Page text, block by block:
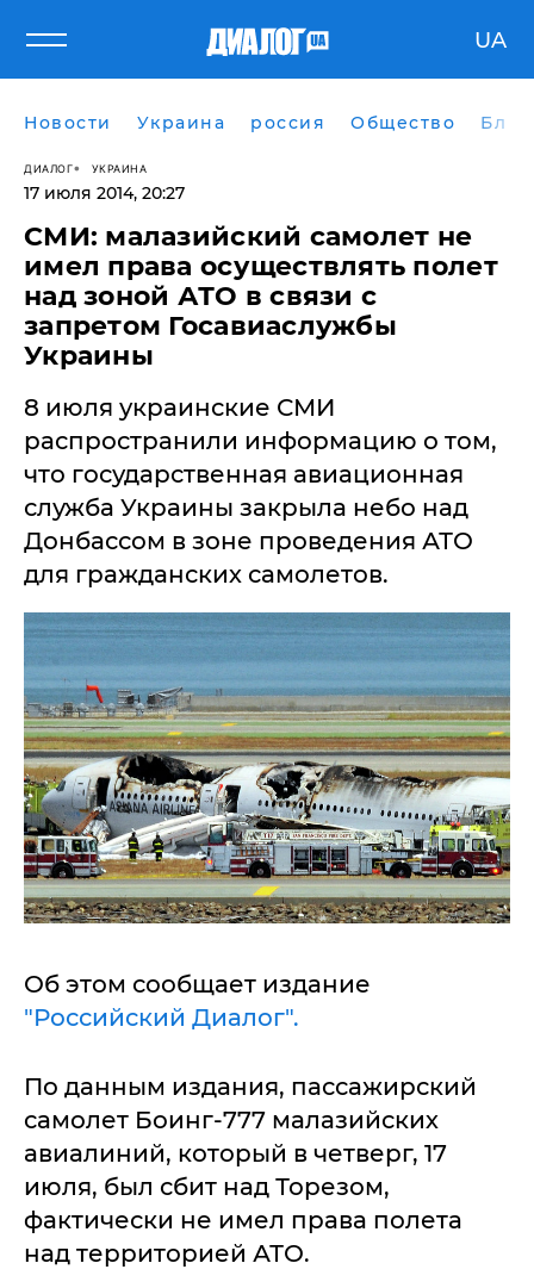
UA
Новости Украина россия Общество
ДИАЛОГ УКРАИНА
17 июля 2014, 20:27
СМИ: малазийский самолет не
имел права осуществлять полет
над зоной АТО в связи с
запретом Госавиаслужбы
Украины
8 июля украинские СМИ
распространили информацию о том,
что государственная авиационная
служба Украины закрыла небо над
Донбассом в зоне проведения АТО
для гражданских самолетов.
Об этом сообщает издание
"Российский Диалог".
По данным издания, пассажирский
самолет Боинг-777 малазийских
авиалиний, который в четверг, 17
июля, был сбит над Торезом,
фактически не имел права полета
над территорией АТО.